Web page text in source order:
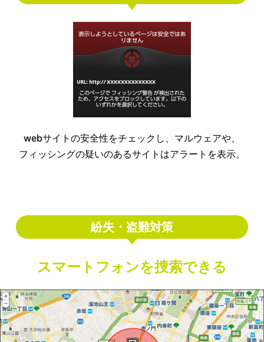
webサイトの安全性をチェックし、マルウェアや、
フィッシングの疑いのあるサイトはアラートを表示。
紛失・盗難対策
スマートフォンを捜索できる